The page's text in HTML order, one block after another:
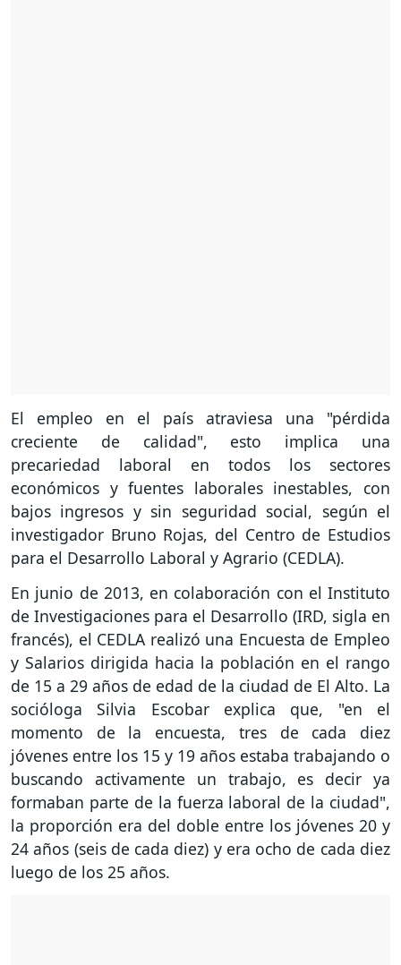
El empleo en el país atraviesa una "pérdida
creciente de calidad", esto implica una
precariedad laboral en todos los sectores
económicos y fuentes laborales inestables, con
bajos ingresos y sin seguridad social, según el
investigador Bruno Rojas, del Centro de Estudios
para el Desarrollo Laboral y Agrario (CEDLA).
En junio de 2013, en colaboración con el Instituto
de Investigaciones para el Desarrollo (IRD, sigla en
francés), el CEDLA realizó una Encuesta de Empleo
y Salarios dirigida hacia la población en el rango
de 15 a 29 años de edad de la ciudad de El Alto. La
socióloga Silvia Escobar explica que, "en el
momento de la encuesta, tres de cada diez
jóvenes entre los 15 y 19 años estaba trabajando o
buscando activamente un trabajo, es decir ya
formaban parte de la fuerza laboral de la ciudad",
la proporción era del doble entre los jóvenes 20 y
24 años (seis de cada diez) y era ocho de cada diez
luego de los 25 años.